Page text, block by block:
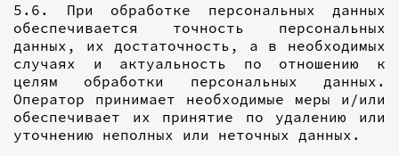
5.6. При обработке персональных данных
обеспечивается точность персональных
данных, их достаточность, а в необходимых
случаях и актуальность по отношению к
целям обработки персональных данных.
Оператор принимает необходимые меры и/или
обеспечивает их принятие по удалению или
уточнению неполных или неточных данных.